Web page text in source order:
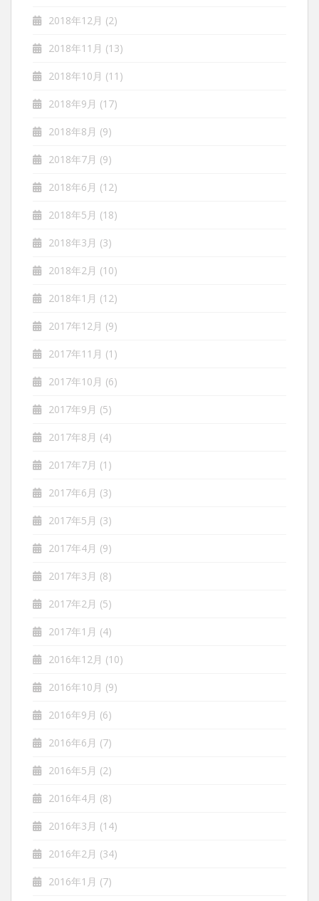
2018年12月 (2)
2018年11月 (13)
2018年10月 (11)
2018年9月 (17)
2018年8月 (9)
2018年7月 (9)
2018年6月 (12)
2018年5月 (18)
2018年3月 (3)
2018年2月 (10)
2018年1月 (12)
2017年12月 (9)
2017年11月 (1)
2017年10月 (6)
2017年9月 (5)
2017年8月 (4)
2017年7月 (1)
2017年6月 (3)
2017年5月 (3)
2017年4月 (9)
2017年3月 (8)
2017年2月 (5)
2017年1月 (4)
2016年12月 (10)
2016年10月 (9)
2016年9月 (6)
2016年6月 (7)
2016年5月 (2)
2016年4月 (8)
2016年3月 (14)
2016年2月 (34)
2016年1月 (7)